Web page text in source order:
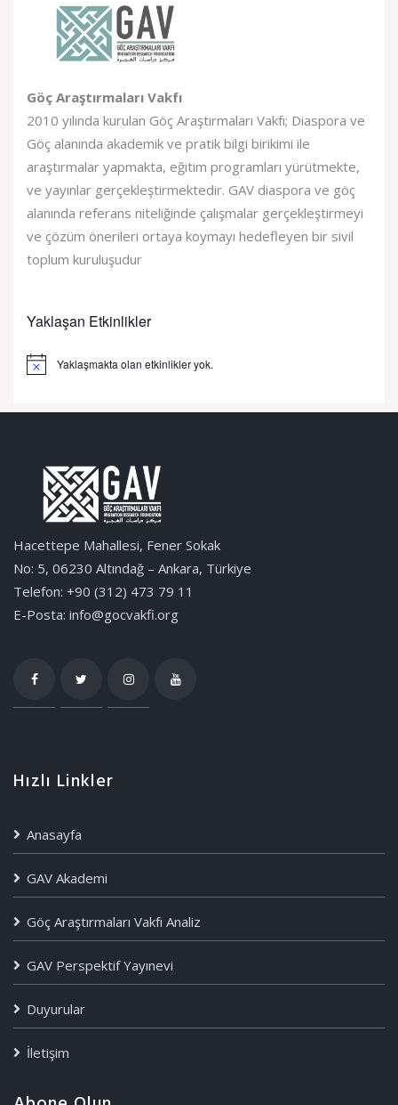
Göç Araştırmaları Vakfı
2010 yılında kurulan Göç Araştırmaları Vakfı; Diaspora ve
Göç alanında akademik ve pratik bilgi birikimi ile
araştırmalar yapmakta, eğitim programları yürütmekte,
ve yayınlar gerçekleştirmektedir. GAV diaspora ve göç
alanında referans niteliğinde çalışmalar gerçekleştirmeyi
ve çözüm önerileri ortaya koymayı hedefleyen bir sivil
toplum kuruluşudur
Yaklaşan Etkinlikler
Notice Yaklaşmakta olan etkinlikler yok.
Hacettepe Mahallesi, Fener Sokak
No: 5, 06230 Altındağ – Ankara, Türkiye
Telefon: +90 (312) 473 79 11
E-Posta: info@gocvakfi.org
Hızlı Linkler
Anasayfa
GAV Akademi
Göç Araştırmaları Vakfı Analiz
GAV Perspektif Yayınevi
Duyurular
İletişim